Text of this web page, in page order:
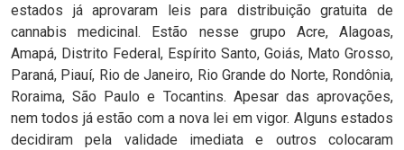
estados já aprovaram leis para distribuição gratuita de
cannabis medicinal. Estão nesse grupo Acre, Alagoas,
Amapá, Distrito Federal, Espírito Santo, Goiás, Mato Grosso,
Paraná, Piauí, Rio de Janeiro, Rio Grande do Norte, Rondônia,
Roraima, São Paulo e Tocantins. Apesar das aprovações,
nem todos já estão com a nova lei em vigor. Alguns estados
decidiram pela validade imediata e outros colocaram